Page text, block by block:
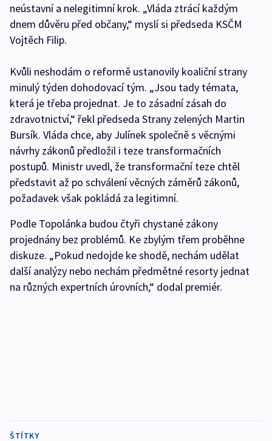
neústavní a nelegitimní krok. „Vláda ztrácí každým
dnem důvěru před občany,“ myslí si předseda KSČM
Vojtěch Filip.
Kvůli neshodám o reformě ustanovily koaliční strany
minulý týden dohodovací tým. „Jsou tady témata,
která je třeba projednat. Je to zásadní zásah do
zdravotnictví,“ řekl předseda Strany zelených Martin
Bursík. Vláda chce, aby Julínek společně s věcnými
návrhy zákonů předložil i teze transformačních
postupů. Ministr uvedl, že transformační teze chtěl
představit až po schválení věcných záměrů zákonů,
požadavek však pokládá za legitimní.
Podle Topolánka budou čtyři chystané zákony
projednány bez problémů. Ke zbylým třem proběhne
diskuze. „Pokud nedojde ke shodě, nechám udělat
další analýzy nebo nechám předmětné resorty jednat
na různých expertních úrovních,“ dodal premiér.
ŠTÍTKY